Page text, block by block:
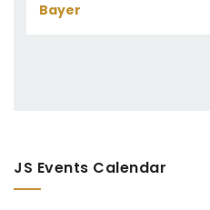
Bayer
JS Events Calendar